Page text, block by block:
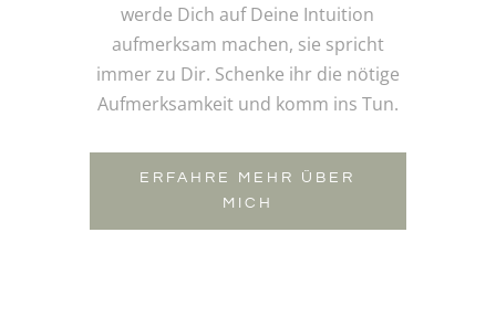
werde Dich auf Deine Intuition
aufmerksam machen, sie spricht
immer zu Dir. Schenke ihr die nötige
Aufmerksamkeit und komm ins Tun.
ERFAHRE MEHR ÜBER
MICH